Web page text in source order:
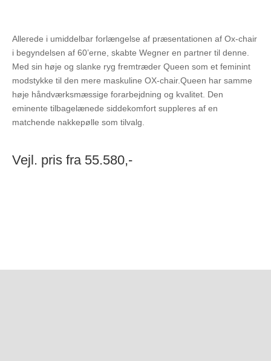
Allerede i umiddelbar forlængelse af præsentationen af Ox-chair
i begyndelsen af 60’erne, skabte Wegner en partner til denne.
Med sin høje og slanke ryg fremtræder Queen som et feminint
modstykke til den mere maskuline OX-chair.Queen har samme
høje håndværksmæssige forarbejdning og kvalitet. Den
eminente tilbagelænede siddekomfort suppleres af en
matchende nakkepølle som tilvalg.
Vejl. pris fra 55.580,-